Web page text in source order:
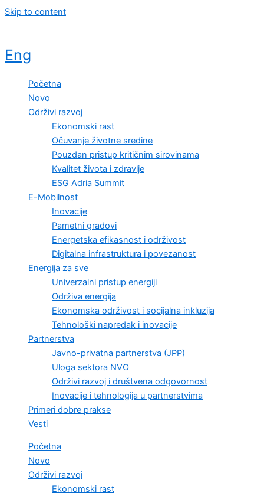
Skip to content
Eng
Početna
Novo
Održivi razvoj
Ekonomski rast
Očuvanje životne sredine
Pouzdan pristup kritičnim sirovinama
Kvalitet života i zdravlje
ESG Adria Summit
E-Mobilnost
Inovacije
Pametni gradovi
Energetska efikasnost i održivost
Digitalna infrastruktura i povezanost
Energija za sve
Univerzalni pristup energiji
Održiva energija
Ekonomska održivost i socijalna inkluzija
Tehnološki napredak i inovacije
Partnerstva
Javno-privatna partnerstva (JPP)
Uloga sektora NVO
Održivi razvoj i društvena odgovornost
Inovacije i tehnologija u partnerstvima
Primeri dobre prakse
Vesti
Početna
Novo
Održivi razvoj
Ekonomski rast